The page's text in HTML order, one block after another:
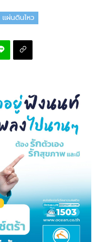
แผ่นดินไหว